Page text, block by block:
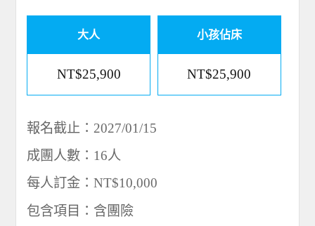
大人
NT$25,900
小孩佔床
NT$25,900
報名截止：2027/01/15
成團人數：16人
每人訂金：NT$10,000
包含項目：含團險